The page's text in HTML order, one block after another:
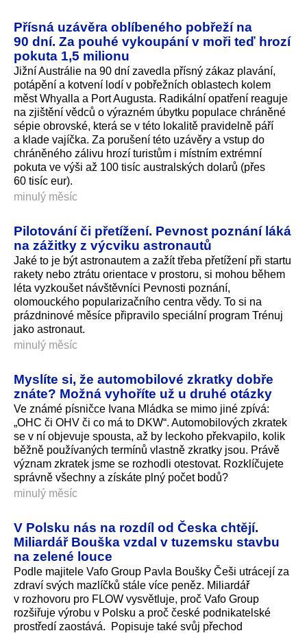
Přísná uzávěra oblíbeného pobřeží na
90 dní. Za pouhé vykoupání v moři teď hrozí
pokuta 1,5 milionu
Jižní Austrálie na 90 dní zavedla přísný zákaz plavání,
potápění a kotvení lodí v pobřežních oblastech kolem
měst Whyalla a Port Augusta. Radikální opatření reaguje
na zjištění vědců o výrazném úbytku populace chráněné
sépie obrovské, která se v této lokalitě pravidelně páří
a klade vajíčka. Za porušení této uzávěry a vstup do
chráněného zálivu hrozí turistům i místním extrémní
pokuta ve výši až 100 tisíc australských dolarů (přes
60 tisíc eur).
minulý měsíc
Pilotování či přetížení. Pevnost poznání láká
na zážitky z výcviku astronautů
Jaké to je být astronautem a zažít třeba přetížení při startu
rakety nebo ztrátu orientace v prostoru, si mohou během
léta vyzkoušet návštěvníci Pevnosti poznání,
olomouckého popularizačního centra vědy. To si na
prázdninové měsíce připravilo speciální program Trénuj
jako astronaut.
minulý měsíc
Myslíte si, že automobilové zkratky dobře
znáte? Možná vyhoříte už u druhé otázky
Ve známé písničce Ivana Mládka se mimo jiné zpívá:
„OHC či OHV či co má to DKW“. Automobilových zkratek
se v ní objevuje spousta, až by leckoho překvapilo, kolik
běžně používaných termínů vlastně zkratky jsou. Právě
význam zkratek jsme se rozhodli otestovat. Rozklíčujete
správně všechny a získáte plný počet bodů?
minulý měsíc
V Polsku nás na rozdíl od Česka chtějí.
Miliardář Bouška vzdal v tuzemsku stavbu
na zelené louce
Podle majitele Vafo Group Pavla Boušky Češi utrácejí za
zdraví svých mazlíčků stále více peněz. Miliardář
v rozhovoru pro FLOW vysvětluje, proč Vafo Group
rozšiřuje výrobu v Polsku a proč české podnikatelské
prostředí zaostává. Popisuje také svůj přechod